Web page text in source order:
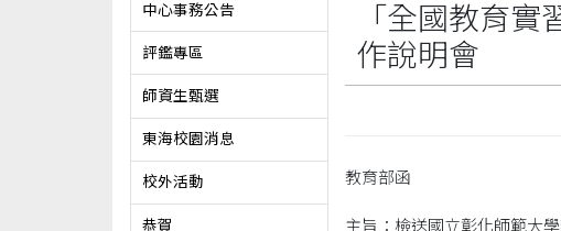
中心事務公告
評鑑專區
師資生甄選
東海校園消息
校外活動
恭賀
「全國教育
作說明會
教育部函
主旨：檢送國立彰化師範大